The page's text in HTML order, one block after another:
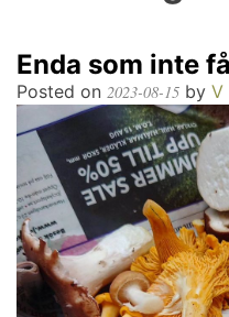
Enda som inte
Posted on 2023-08-15 by V